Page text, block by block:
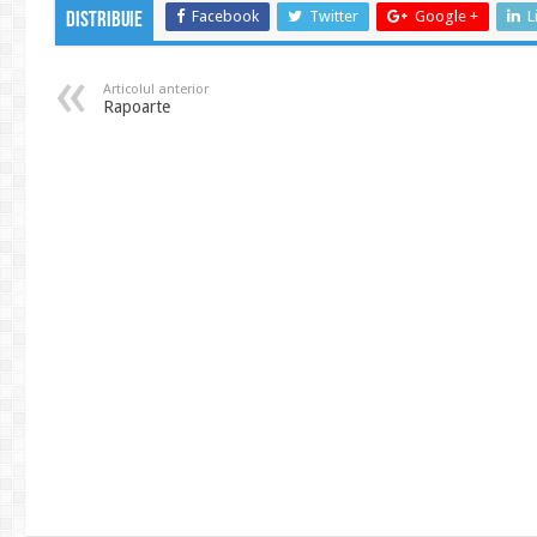
Distribuie Facebook Twitter Google +
Articolul anterior
Rapoarte